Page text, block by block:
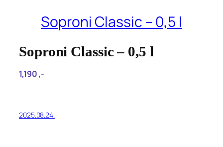
Soproni Classic – 0,5 l
Soproni Classic – 0,5 l
1,190‎ ,-
2025.08.24.